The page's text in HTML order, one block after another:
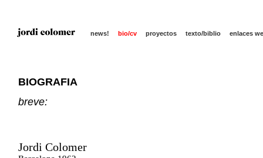
news! bio/cv proyectos texto/biblio enlaces
BIOGRAFIA
breve:
Jordi Colomer